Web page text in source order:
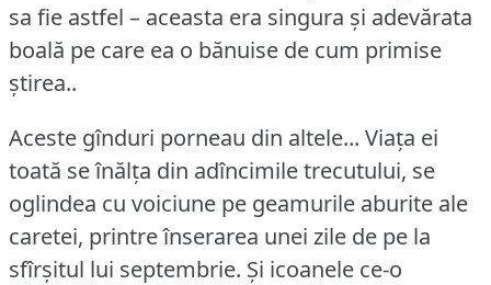
sa fie astfel – aceasta era singura și adevărata
boală pe care ea o bănuise de cum primise
știrea..
Aceste gînduri porneau din altele... Viața ei
toată se înălța din adîncimile trecutului, se
oglindea cu voiciune pe geamurile aburite ale
caretei, printre înserarea unei zile de pe la
sfîrșitul lui septembrie. Și icoanele ce-o